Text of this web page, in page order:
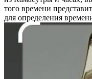
того времени
для определения